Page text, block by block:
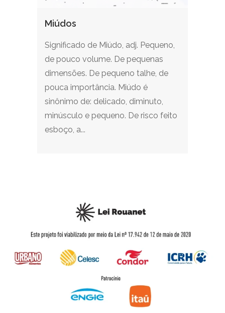
Miúdos
Significado de Miúdo, adj. Pequeno,
de pouco volume. De pequenas
dimensões. De pequeno talhe, de
pouca importância. Miúdo é
sinônimo de: delicado, diminuto,
minúsculo e pequeno. De risco feito
esboço, a...